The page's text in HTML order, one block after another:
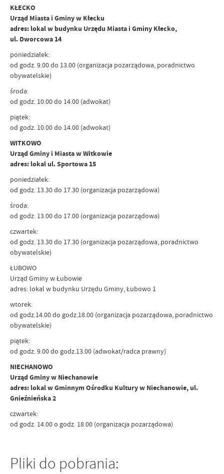
KŁECKO
Urząd Miasta i Gminy w Kłecku
adres: lokal w budynku Urzędu Miasta i Gminy Kłecko,
ul. Dworcowa 14
poniedziałek:
od godz. 9.00 do 13.00 (organizacja pozarządowa, poradnictwo
obywatelskie)
środa:
od godz. 10.00 do 14.00 (adwokat)
piątek:
od godz. 10.00 do 14.00 (adwokat)
WITKOWO
Urząd Gminy i Miasta w Witkowie
adres: lokal ul. Sportowa 15
poniedziałek:
od godz. 13.30 do 17.30 (organizacja pozarządowa)
środa:
od godz. 13.00 do 17.00 (organizacja pozarządowa)
czwartek:
od godz. 13.30 do 17.30 (organizacja pozarządowa, poradnictwo
obywatelskie)
ŁUBOWO
Urząd Gminy w Łubowie
adres: lokal w budynku Urzędu Gminy, Łubowo 1
wtorek:
od godz.14.00 do godz.18.00 (organizacja pozarządowa, poradnictwo
obywatelskie)
piątek:
od godz. 9.00 do godz.13.00 (adwokat/radca prawny)
NIECHANOWO
Urząd Gminy w Niechanowie
adres: lokal w Gminnym Ośrodku Kultury w Niechanowie, ul.
Gnieźnieńska 2
czwartek:
od godz. 14.00 o godz. 18.00 (organizacja pozarządowa)
Pliki do pobrania: